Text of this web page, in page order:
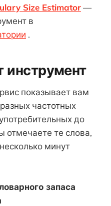
Size Estimator—
в
.
инструмент
показывает вам
частотных
до
отмечаете те слова,
минут
запаса